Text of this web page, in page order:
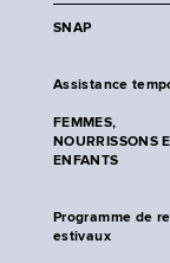
SNAP
Assistance
FEMMES,
NOURRISSONS
ENFANTS
Programme de
estivaux